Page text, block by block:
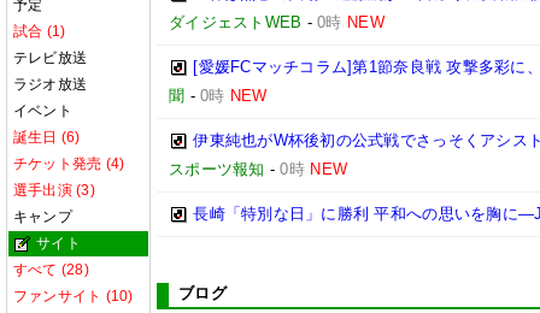
予定
試合 (1)
テレビ放送
ラジオ放送
イベント
誕生日 (6)
チケット発売 (4)
選手出演 (3)
キャンプ
サイト
すべて (28)
ファンサイト (10)
ダイジェストWEB -0時 NEW
[愛媛FCマッチコラム]第1節奈良戦 攻撃多彩に
聞 -0時 NEW
伊東純也がW杯後初の公式戦でさっそくアシス
スポーツ報知 -0時 NEW
長崎「特別な日」に勝利 平和への思いを胸に
ブログ